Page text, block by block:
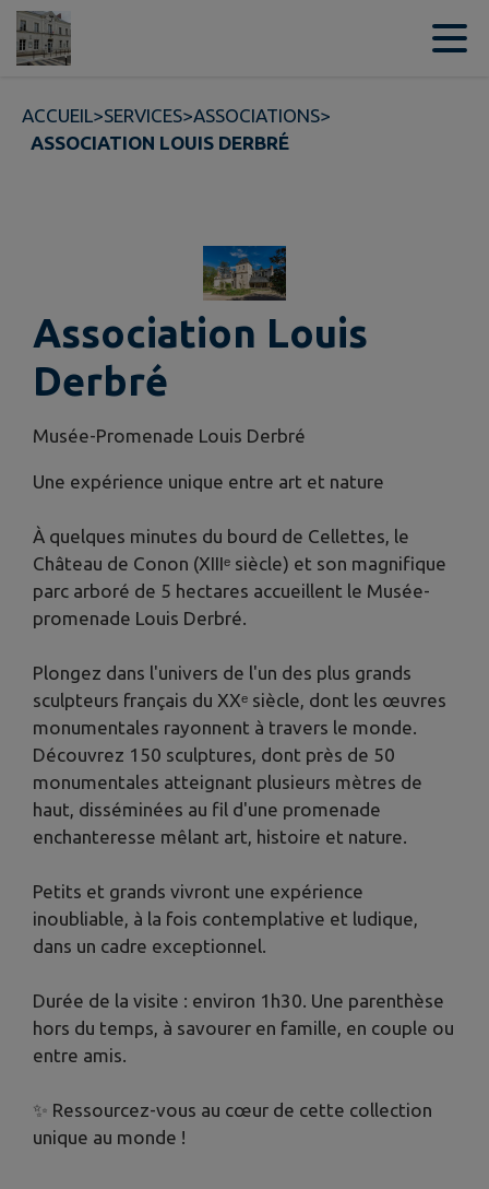
Contenu
ACCUEIL>SERVICES>ASSOCIATIONS>
ASSOCIATION LOUIS DERBRÉ
Association Louis
Derbré
Musée-Promenade Louis Derbré
Une expérience unique entre art et nature
À quelques minutes du bourd de Cellettes, le
Château de Conon (XIIIᵉ siècle) et son magnifique
parc arboré de 5 hectares accueillent le Musée-
promenade Louis Derbré.
Plongez dans l'univers de l'un des plus grands
sculpteurs français du XXᵉ siècle, dont les œuvres
monumentales rayonnent à travers le monde.
Découvrez 150 sculptures, dont près de 50
monumentales atteignant plusieurs mètres de
haut, disséminées au fil d'une promenade
enchanteresse mêlant art, histoire et nature.
Petits et grands vivront une expérience
inoubliable, à la fois contemplative et ludique,
dans un cadre exceptionnel.
Durée de la visite : environ 1h30. Une parenthèse
hors du temps, à savourer en famille, en couple ou
entre amis.
✨ Ressourcez-vous au cœur de cette collection
unique au monde !